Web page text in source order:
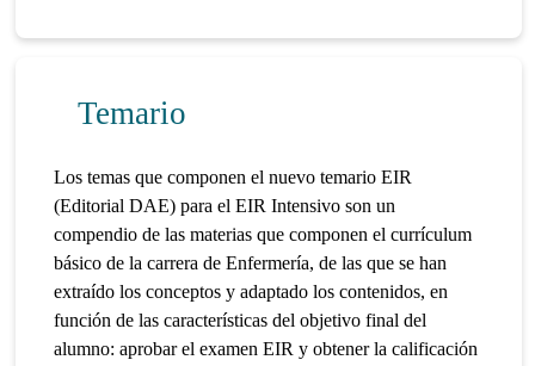
Temario
Los temas que componen el nuevo temario EIR
(Editorial DAE) para el EIR Intensivo son un
compendio de las materias que componen el currículum
básico de la carrera de Enfermería, de las que se han
extraído los conceptos y adaptado los contenidos, en
función de las características del objetivo final del
alumno: aprobar el examen EIR y obtener la calificación